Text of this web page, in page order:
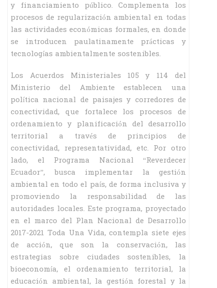
y financiamiento público. Complementa los
procesos de regularización ambiental en todas
las actividades económicas formales, en donde
se introducen paulatinamente prácticas y
tecnologías ambientalmente sostenibles.
Los Acuerdos Ministeriales 105 y 114 del
Ministerio del Ambiente establecen una
política nacional de paisajes y corredores de
conectividad, que fortalece los procesos de
ordenamiento y planificación del desarrollo
territorial a través de principios de
conectividad, representatividad, etc. Por otro
lado, el Programa Nacional “Reverdecer
Ecuador”, busca implementar la gestión
ambiental en todo el país, de forma inclusiva y
promoviendo la responsabilidad de las
autoridades locales. Este programa, proyectado
en el marco del Plan Nacional de Desarrollo
2017-2021 Toda Una Vida, contempla siete ejes
de acción, que son la conservación, las
estrategias sobre ciudades sostenibles, la
bioeconomía, el ordenamiento territorial, la
educación ambiental, la gestión forestal y la